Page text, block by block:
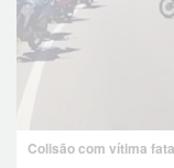
Colisão com vítima